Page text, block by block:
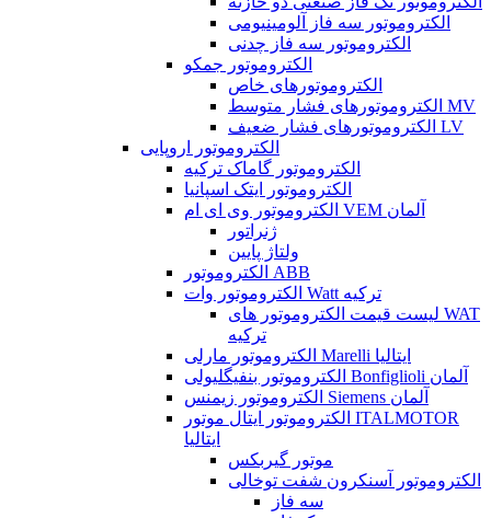
الکتروموتور سه فاز آلومینیومی
الکتروموتور سه فاز چدنی
الکتروموتور جمکو
الکتروموتورهای خاص
الکتروموتورهای فشار متوسط MV
الکتروموتورهای فشار ضعیف LV
الکتروموتور اروپایی
الکتروموتور گاماک ترکیه
الکتروموتور ایتک اسپانیا
الکتروموتور وی ای ام VEM آلمان
ژنراتور
ولتاژ پایین
الکتروموتور ABB
الکتروموتور وات Watt ترکیه
لیست قیمت الکتروموتور های WAT
ترکیه
الکتروموتور مارلی Marelli ایتالیا
الکتروموتور بنفیگلیولی Bonfiglioli آلمان
الکتروموتور زیمنس Siemens آلمان
الکتروموتور ایتال موتور ITALMOTOR
ایتالیا
موتور گیربکس
الکتروموتور آسنکرون شفت توخالی
سه فاز